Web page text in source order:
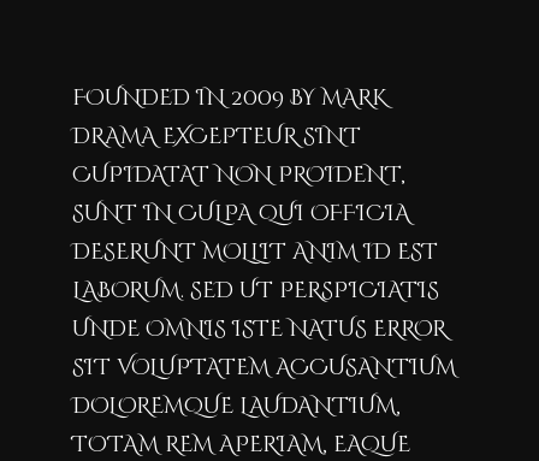
FOUNDED IN 2009 BY MARK
DRAMA EXCEPTEUR SINT
CUPIDATAT NON PROIDENT,
SUNT IN CULPA QUI OFFICIA
DESERUNT MOLLIT ANIM ID EST
LABORUM. SED UT PERSPICIATIS
UNDE OMNIS ISTE NATUS ERROR
SIT VOLUPTATEM ACCUSANTIUM
DOLOREMQUE LAUDANTIUM,
TOTAM REM APERIAM, EAQUE